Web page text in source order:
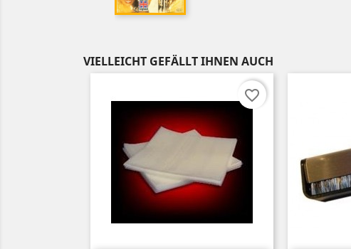
VIELLEICHT GEFÄLLT IHNEN AUCH
favorite_border